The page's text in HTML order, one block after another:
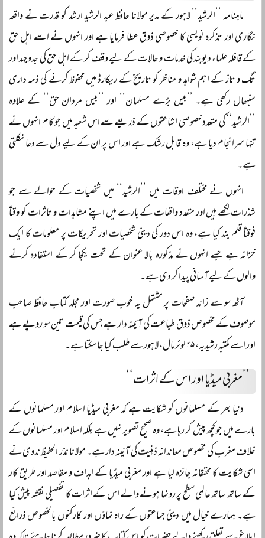
ماہنامہ ’’الرشید‘‘ لاہور کے مدیر مولانا حافظ عبد الرشید ارشد کو قدرت نے واقعہ
نگاری اور تذکرہ نویسی کا خصوصی ذوق عطا فرمایا ہے اور انہوں نے اسے اہل حق
کے قافلہ علماء دیوبند کی خدمات و حالات کے لیے وقف کر کے اہل حق کی جدوجہد اور
تگ و تاز کے اہم شواہد و مناظر کو تاریخ کے ریکارڈ میں محفوظ کرنے کی ذمہ داری
سنبھال رکھی ہے۔ ’’بیس بڑے مسلمان‘‘ اور ’’بیس مردان حق‘‘ کے علاوہ
’’الرشید‘‘ کی متعدد خصوصی اشاعتوں کے ذریعے سے اس شعبہ میں جو کام انہوں نے
تنہا سرانجام دیا ہے، وہ قابل رشک ہے اور اس پر ان کے لیے دل سے دعا نکلتی
ہے۔
انہوں نے مختلف اوقات میں ’’الرشید‘‘ میں شخصیات کے حوالے سے جو
شذرات لکھے ہیں اور متعدد واقعات کے بارے میں اپنے مشاہدات و تاثرات کو وقتاً
فوقتاً قلم بند کیا ہے، وہ اس دور کی دینی شخصیات اور تحریکات پر معلومات کا ایک
خزانہ ہے جسے انہوں نے مذکورہ بالا عنوان کے تحت یکجا کر کے استفادہ کرنے
والوں کے لیے آسانی پیدا کر دی ہے۔
آٹھ سو سے زائد صفحات پر مشتمل یہ خوب صورت اور مجلد کتاب حافظ صاحب
موصوف کے مخصوص ذوق طباعت کی آئینہ دار ہے جس کی قیمت تین سو روپے ہے
اور اسے مکتبہ رشیدیہ، ۲۵ لوئر مال، لاہور سے طلب کیا جا سکتا ہے۔
’’مغربی میڈیا اور اس کے اثرات‘‘
دنیا بھر کے مسلمانوں کو شکایت ہے کہ مغربی میڈیا اسلام اور مسلمانوں کے
بارے میں جو کچھ پیش کر رہا ہے، وہ صحیح تصویر نہیں ہے بلکہ اسلام اور مسلمانوں کے
خلاف مغرب کی مخصوص معاندانہ ذہنیت کی آئینہ دار ہے۔ مولانا نذر الحفیظ ندوی نے
اسی شکایت کا محققانہ جائزہ لیا ہے اور مغربی میڈیا کے اہداف و مقاصد اور طریق کار
کے ساتھ ساتھ عالمی سطح پر رونما ہونے والے اس کے اثرات کا تفصیلی نقشہ پیش کیا
ہے۔ ہمارے خیال میں دینی جماعتوں کے راہ نماؤں اور کارکنوں بالخصوص ذرائع